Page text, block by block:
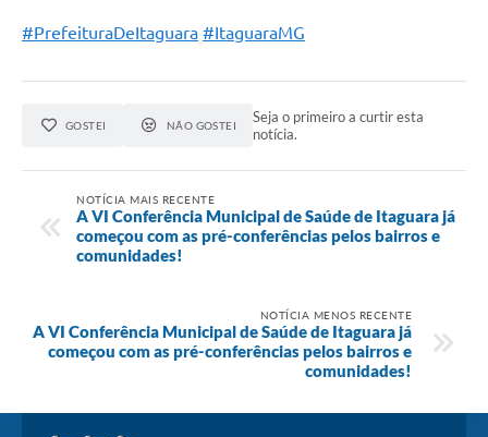
#PrefeituraDeItaguara #ItaguaraMG
GOSTEI NÃO GOSTEI
Seja o primeiro a curtir esta
notícia.
NOTÍCIA MAIS RECENTE
A VI Conferência Municipal de Saúde de Itaguara já
começou com as pré-conferências pelos bairros e
comunidades!
NOTÍCIA MENOS RECENTE
A VI Conferência Municipal de Saúde de Itaguara já
começou com as pré-conferências pelos bairros e
comunidades!